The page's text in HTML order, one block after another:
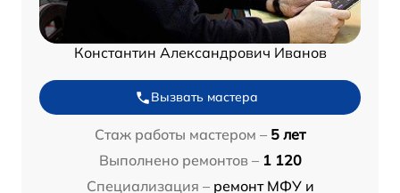
Константин Александрович Иванов
Вызвать мастера
Стаж работы мастером – 5 лет
Выполнено ремонтов – 1 120
Специализация – ремонт МФУ и